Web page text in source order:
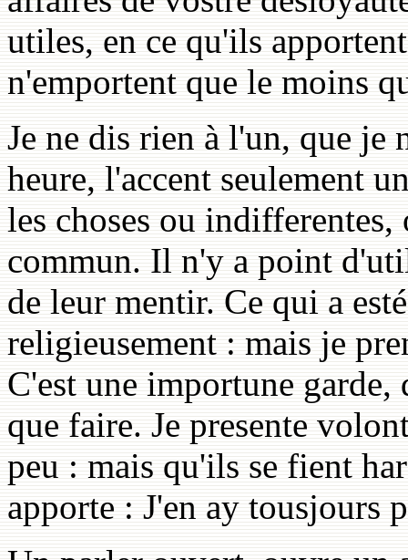
utiles, en ce qu'ils
n'emportent que le moins
Je ne dis rien à l'un, que je
heure, l'accent seulement
les choses ou
commun. Il n'y a point
de leur mentir. Ce qui a
religieusement : mais je
C'est une importune garde,
que faire. Je presente
peu : mais qu'ils se fient
apporte : J'en ay tousjours